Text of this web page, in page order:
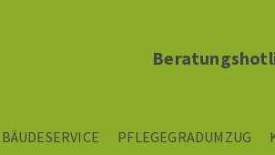
PFLEGEGRADUMZUG